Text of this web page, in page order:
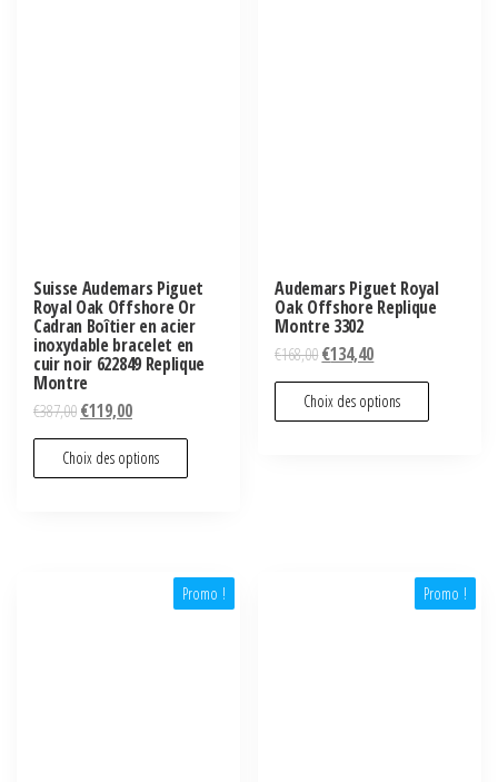
Suisse Audemars Piguet
Royal Oak Offshore Or
Cadran Boîtier en acier
inoxydable bracelet en
cuir noir 622849 Replique
Montre
€387,00€119,00
Choix des options
Audemars Piguet Royal
Oak Offshore Replique
Montre 3302
€168,00€134,40
Choix des options
Promo ! Promo !